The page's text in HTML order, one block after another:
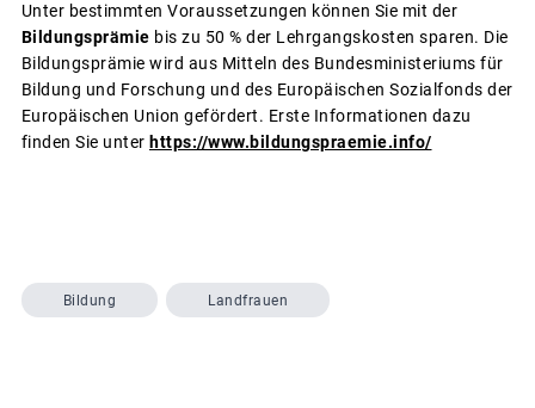
Unter bestimmten Voraussetzungen können Sie mit der
Bildungsprämie bis zu 50 % der Lehrgangskosten sparen. Die
Bildungsprämie wird aus Mitteln des Bundesministeriums für
Bildung und Forschung und des Europäischen Sozialfonds der
Europäischen Union gefördert. Erste Informationen dazu
finden Sie unter https://www.bildungspraemie.info/
Bildung Landfrauen